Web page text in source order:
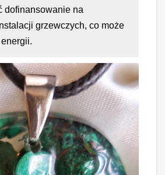
dofinansowanie na
grzewczych, co może